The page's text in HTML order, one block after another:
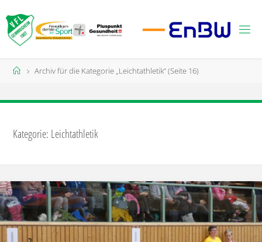
Inhalt
springen
StartArchiv für die Kategorie „Leichtathletik“(Seite 16)
Kategorie: Leichtathletik